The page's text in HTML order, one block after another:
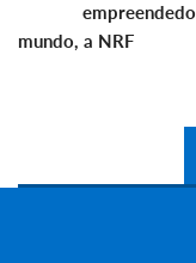
mundo, a NRF